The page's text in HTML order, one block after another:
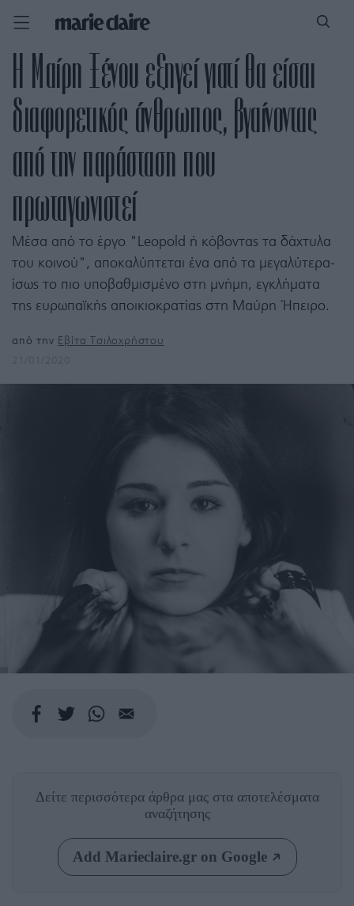
H Μαίρη Ξένου εξηγεί γιατί θα είσαι
διαφορετικός άνθρωπος, βγαίνοντας
από την παράσταση που
πρωταγωνιστεί
Μέσα από το έργο "Leopold ή κόβοντας τα δάχτυλα
του κοινού", αποκαλύπτεται ένα από τα μεγαλύτερα-
ίσως το πιο υποβαθμισμένο στη μνήμη, εγκλήματα
της ευρωπαϊκής αποικιοκρατίας στη Μαύρη Ήπειρο.
από την Εβίτα Τσιλοχρήστου
Δείτε περισσότερα άρθρα μας στα αποτελέσματα
αναζήτησης
Add Marieclaire.gr on Google